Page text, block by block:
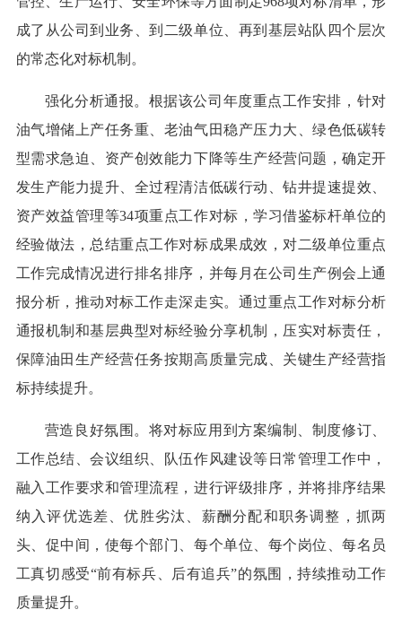
成了从公司到业务、到二级单位、再到基层站队四个层次
的常态化对标机制。
强化分析通报。根据该公司年度重点工作安排，针对
油气增储上产任务重、老油气田稳产压力大、绿色低碳转
型需求急迫、资产创效能力下降等生产经营问题，确定开
发生产能力提升、全过程清洁低碳行动、钻井提速提效、
资产效益管理等34项重点工作对标，学习借鉴标杆单位的
经验做法，总结重点工作对标成果成效，对二级单位重点
工作完成情况进行排名排序，并每月在公司生产例会上通
报分析，推动对标工作走深走实。通过重点工作对标分析
通报机制和基层典型对标经验分享机制，压实对标责任，
保障油田生产经营任务按期高质量完成、关键生产经营指
标持续提升。
营造良好氛围。将对标应用到方案编制、制度修订、
工作总结、会议组织、队伍作风建设等日常管理工作中，
融入工作要求和管理流程，进行评级排序，并将排序结果
纳入评优选差、优胜劣汰、薪酬分配和职务调整，抓两
头、促中间，使每个部门、每个单位、每个岗位、每名员
工真切感受“前有标兵、后有追兵”的氛围，持续推动工作
质量提升。